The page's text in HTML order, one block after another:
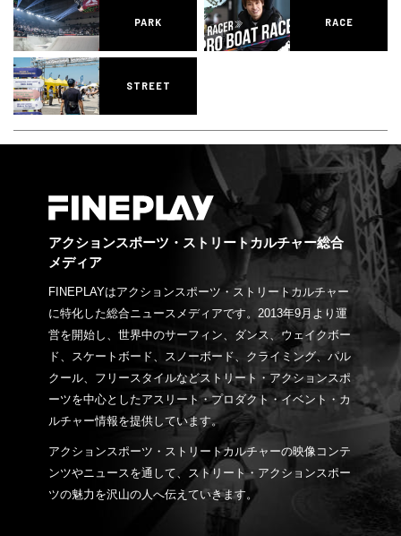
PARK RACE
STREET
アクションスポーツ・ストリートカルチャー総合
メディア
FINEPLAYはアクションスポーツ・ストリートカルチャー
に特化した総合ニュースメディアです。2013年9月より運
営を開始し、世界中のサーフィン、ダンス、ウェイクボー
ド、スケートボード、スノーボード、クライミング、パル
クール、フリースタイルなどストリート・アクションスポ
ーツを中心としたアスリート・プロダクト・イベント・カ
ルチャー情報を提供しています。
アクションスポーツ・ストリートカルチャーの映像コンテ
ンツやニュースを通して、ストリート・アクションスポー
ツの魅力を沢山の人へ伝えていきます。